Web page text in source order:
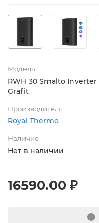
Модель
RWH 30 Smalto Inverter
Grafit
Производитель
Royal Thermo
Наличие
Нет в наличии
16590.00 ₽